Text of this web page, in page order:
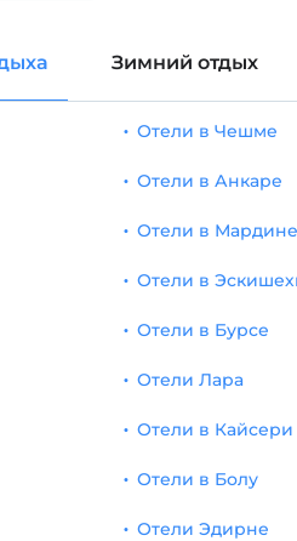
Зимний отдых
Отели в Чешме
Отели в Анкаре
Отели в Мардине
Отели в
Отели в Бурсе
Отели Лара
Отели в Кайсери
Отели в Болу
Отели Эдирне